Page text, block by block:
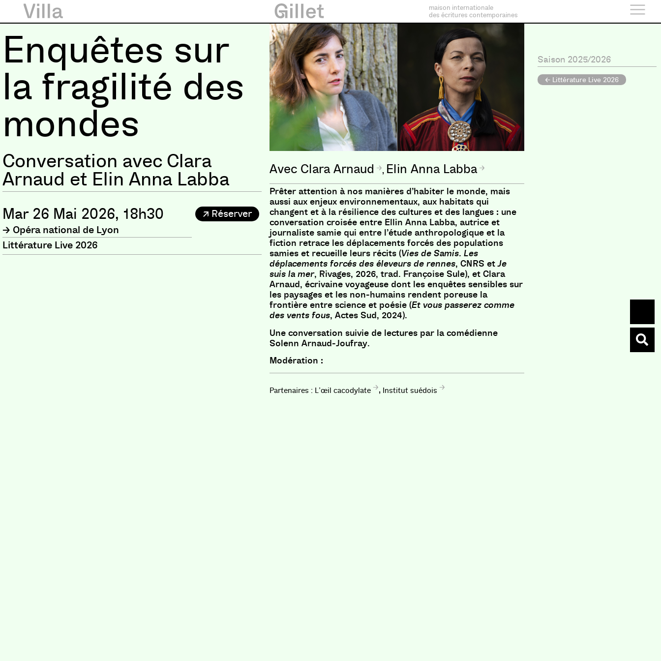
maison internationale
des écritures contemporaines
Enquêtes sur
la fragilité des
mondes
Conversation avec Clara
Arnaud et Elin Anna Labba
Mar 26 Mai 2026, 18h30 Réserver
Opéra national de Lyon
Littérature Live 2026
Clara Arnaud , Elin Anna Labba
Prêter attention à nos manières d’habiter le monde, mais
aussi aux enjeux environnementaux, aux habitats qui
changent et à la résilience des cultures et des langues : une
conversation croisée entre Ellin Anna Labba, autrice et
journaliste samie qui entre l’étude anthropologique et la
fiction retrace les déplacements forcés des populations
samies et recueille leurs récits (Vies de Samis. Les
déplacements forcés des éleveurs de rennes, CNRS etJe
suis la mer, Rivages, 2026, trad. Françoise Sule), et Clara
Arnaud, écrivaine voyageuse dont les enquêtes sensibles sur
les paysages et les non-humains rendent poreuse la
frontière entre science et poésie (Et vous passerez comme
des vents fous, Actes Sud, 2024).
Une conversation suivie de lectures par la comédienne
Solenn Arnaud-Joufray.
Modération :
L’œil cacodylate , Institut suédois
Saison 2025/2026
← Littérature Live 2026